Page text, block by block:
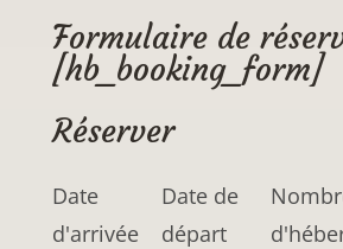
Formulaire de
[hb_booking_form]
Réserver
Date
d'arrivée
Date de
départ